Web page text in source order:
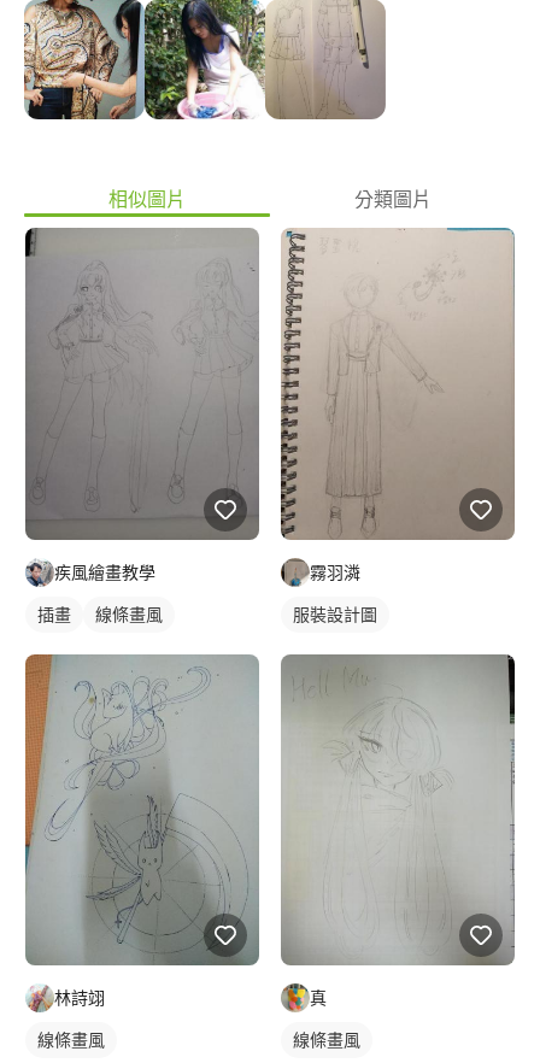
服裝訂製造型專案⋯ 跨足平面設計：電視台手板字卡平面設計、
個人店家菜單設計、平面文宣設計、Logo設計⋯ 於北部私立大
學：擔任跨領域手做課程講師⋯ 我可提供 1. 專長服裝設計，可協
助風格討論、樣衣修正 2. 平面設計與圖文排版，提供美感建議 3.
提供時尚風格的banner設計 4. 時尚、手做教學 對於設計專案皆可
相似圖片 分類圖片
疾風繪畫教學
插畫 線條畫風
林詩翊
線條畫風
霧羽潾
服裝設計圖
真
線條畫風